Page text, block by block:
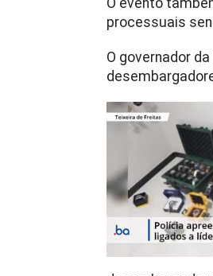
O evento
processuais
O governador